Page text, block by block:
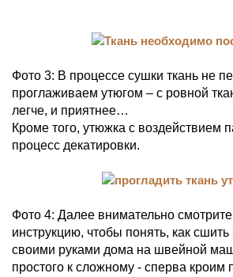
Фото 3: В процессе сушки ткань не
проглаживаем утюгом – с ровной
легче, и приятнее…
Кроме того, утюжка с воздействием
процесс декатировки.
Фото 4: Далее внимательно смотрите
инструкцию, чтобы понять, как
своими руками дома на швейной
простого к сложному - сперва кроим